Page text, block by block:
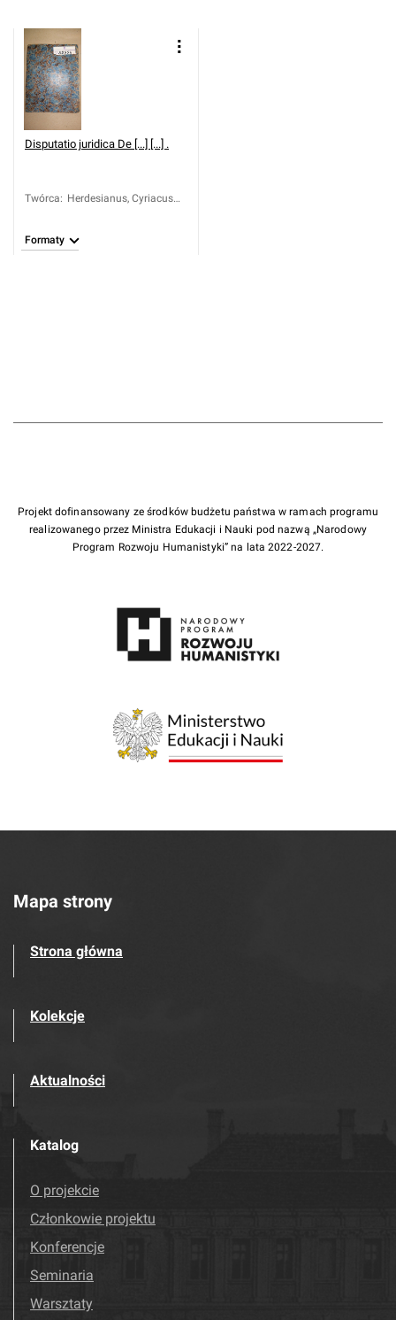
Disputatio juridica De [...] [...] .
Twórca: Herdesianus, Cyriacus
Formaty
Projekt dofinansowany ze środków budżetu państwa w ramach programu
realizowanego przez Ministra Edukacji i Nauki pod nazwą „Narodowy
Program Rozwoju Humanistyki” na lata 2022-2027.
Mapa strony
Strona główna
Kolekcje
Aktualności
Katalog
O projekcie
Członkowie projektu
Konferencje
Seminaria
Warsztaty